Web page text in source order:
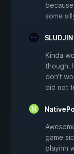
some
SLUDJIN
Kinda
though.
don't
did not
game
playinh